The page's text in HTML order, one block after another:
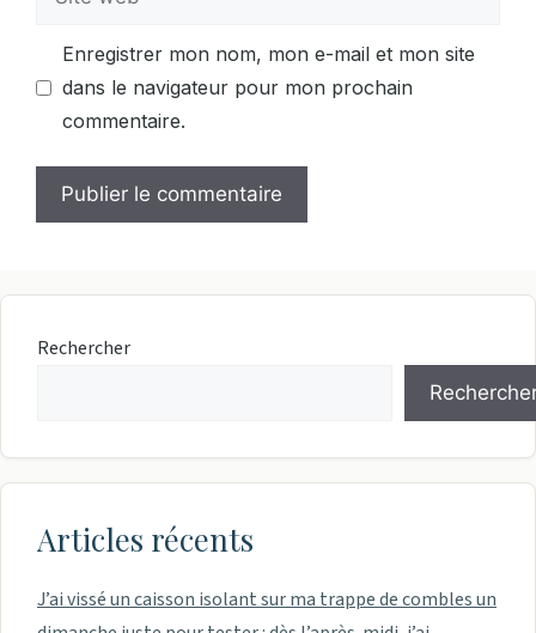
Enregistrer mon nom, mon e-mail et mon site
dans le navigateur pour mon prochain
commentaire.
Rechercher
Articles récents
J’ai vissé un caisson isolant sur ma trappe de combles un